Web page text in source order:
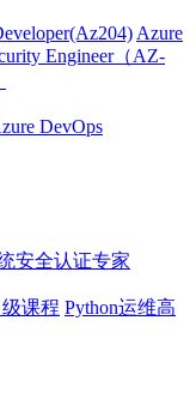
Azure
Engineer（AZ-
DevOps
安全认证专家
课程 Python运维高